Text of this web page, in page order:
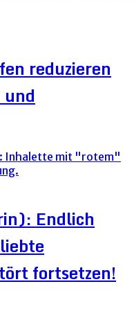
reduzieren
Endlich
fortsetzen!